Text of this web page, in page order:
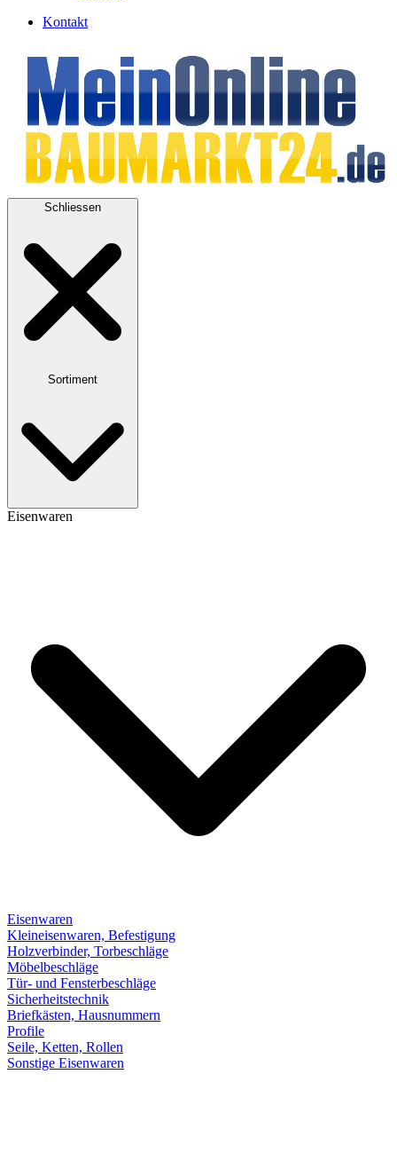
Kontakt
Schliessen
Sortiment
Eisenwaren
Eisenwaren
Kleineisenwaren, Befestigung
Holzverbinder, Torbeschläge
Möbelbeschläge
Tür- und Fensterbeschläge
Sicherheitstechnik
Briefkästen, Hausnummern
Profile
Seile, Ketten, Rollen
Sonstige Eisenwaren